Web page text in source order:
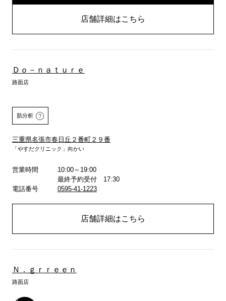
店舗詳細はこちら
Ｄｏ－ｎａｔｕｒｅ
路面店
肌分析
三重県名張市春日丘２番町２９番
「やすだクリニック」向かい
営業時間
10:00～19:00
最終予約受付 17:30
電話番号
0595-41-1223
店舗詳細はこちら
Ｎ．ｇｒｒｅｅｎ
路面店